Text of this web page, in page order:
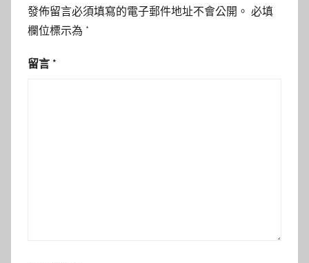
發佈留言必須填寫的電子郵件地址不會公開。 必填
欄位標示為 *
留言 *